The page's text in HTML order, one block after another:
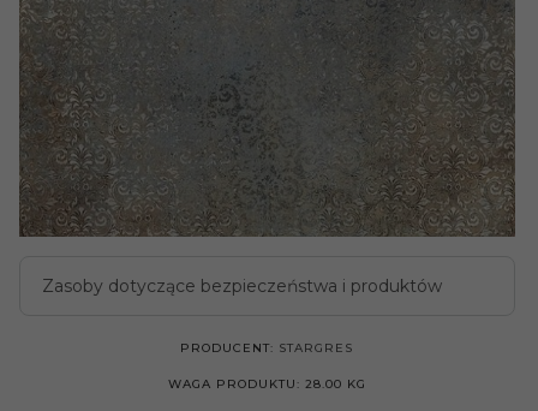
Zasoby dotyczące bezpieczeństwa i produktów
PRODUCENT: STARGRES
WAGA PRODUKTU: 28.00 KG